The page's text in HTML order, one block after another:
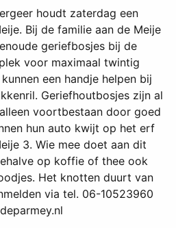
houdt zaterdag een
Bij de familie aan de Meije
geriefbosjes bij de
voor maximaal twintig
een handje helpen bij
Geriefhoutbosjes zijn al
voortbestaan door goed
hun auto kwijt op het erf
3. Wie mee doet aan dit
op koffie of thee ook
Het knotten duurt van
via tel. 06-10523960